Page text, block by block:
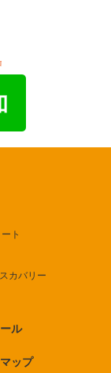
ト
カバリー
ル
ップ